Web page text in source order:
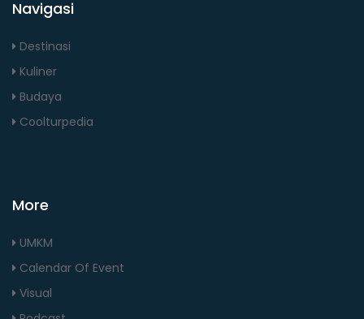
Navigasi
Destinasi
Kuliner
Budaya
Coolturpedia
More
UMKM
Calendar Of Event
Visual